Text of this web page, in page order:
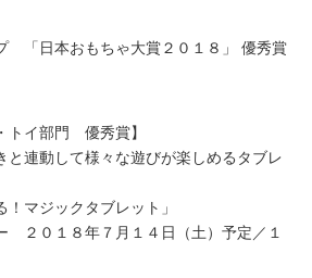
「日本おもちゃ大賞２０１８」 優秀賞
トイ部門 優秀賞】
連動して様々な遊びが楽しめるタブレ
！マジックタブレット」
２０１８年７月１４日（土）予定／１